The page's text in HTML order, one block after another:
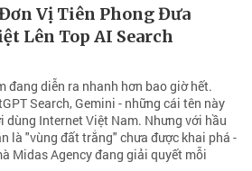
Vị Tiên Phong Đưa
Lên Top AI Search
đang diễn ra nhanh hơn bao giờ hết.
Search, Gemini - những cái tên này
dùng Internet Việt Nam. Nhưng với hầu
là "vùng đất trắng" chưa được khai phá -
Midas Agency đang giải quyết mỗi